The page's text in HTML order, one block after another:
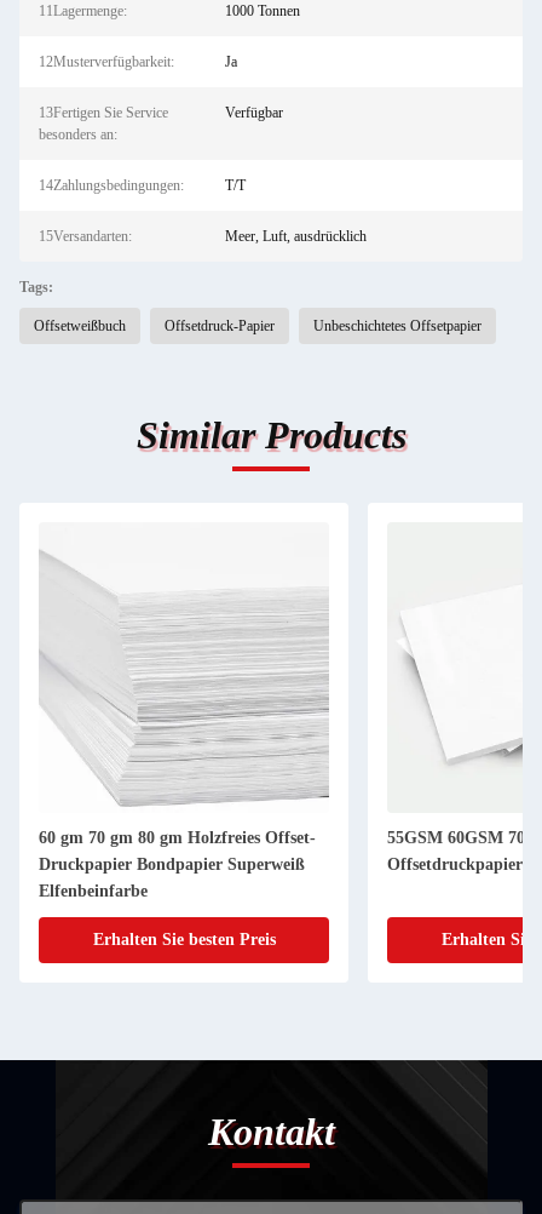
11Lagermenge: 1000 Tonnen
12Musterverfügbarkeit: Ja
13Fertigen Sie Service
besonders an:
Verfügbar
14Zahlungsbedingungen: T/T
15Versandarten: Meer, Luft, ausdrücklich
Tags:
Offsetweißbuch Offsetdruck-Papier Unbeschichtetes Offsetpapier
Similar Products
60 gm 70 gm 80 gm Holzfreies Offset-
Druckpapier Bondpapier Superweiß
Elfenbeinfarbe
Erhalten Sie besten Preis
55GSM 60GSM
Offsetdruckpapier
Erhalten Sie
Kontakt